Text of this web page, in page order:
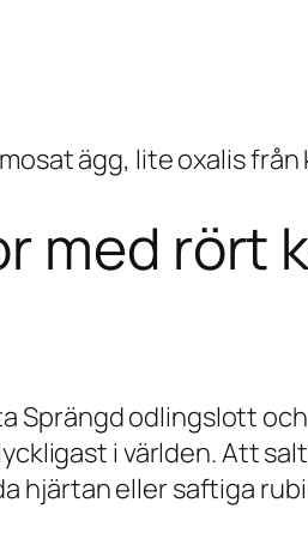
med rört
Sprängd odlingslott
i världen. Att
hjärtan eller saftiga